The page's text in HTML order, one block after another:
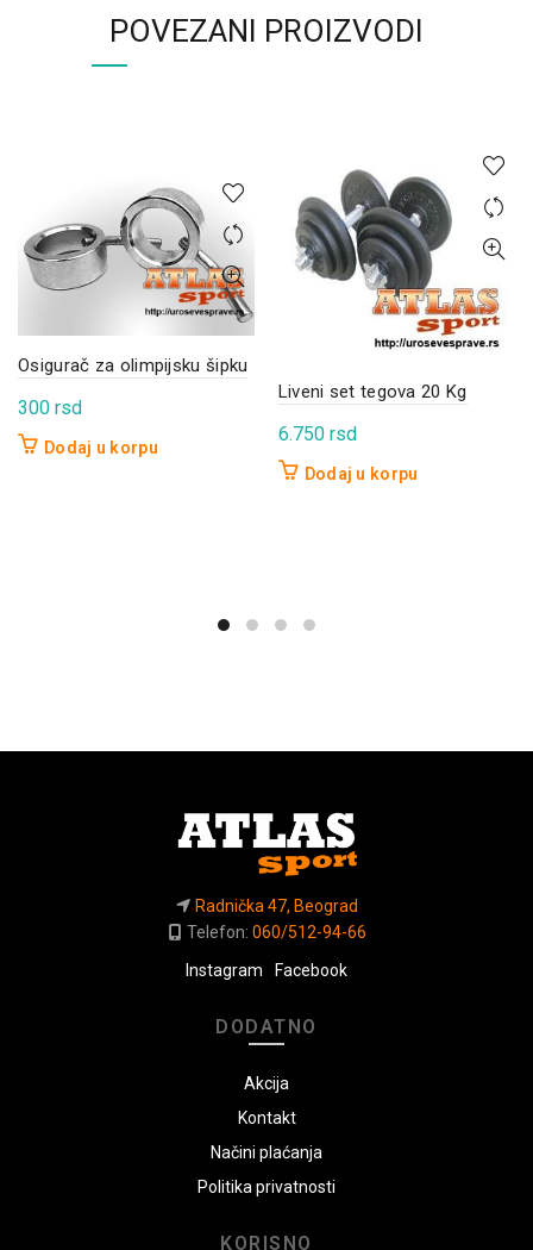
POVEZANI PROIZVODI
Osigurač za olimpijsku šipku
300 rsd
Dodaj u korpu
Liveni set tegova 20 Kg
6.750 rsd
Dodaj u korpu
Radnička 47, Beograd
Telefon: 060/512-94-66
Instagram
Facebook
DODATNO
Akcija
Kontakt
Načini plaćanja
Politika privatnosti
KORISNO